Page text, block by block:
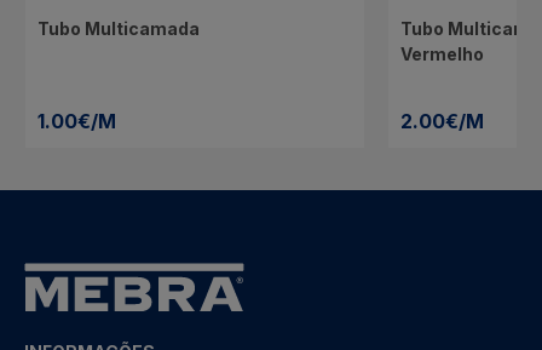
Tubo Multicamada
1.00€/M
Tubo
Vermelho
2.00€/M